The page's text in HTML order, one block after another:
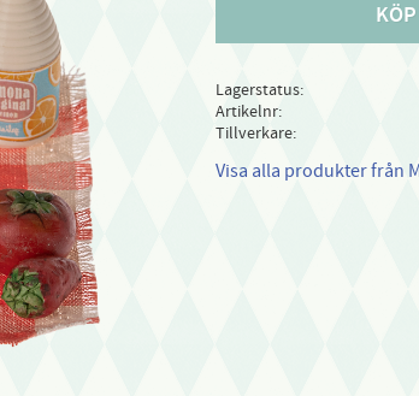
KÖP
Lagerstatus
Artikelnr
Tillverkare
Visa alla produkter från